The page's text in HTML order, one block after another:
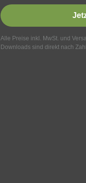
Alle Preise inkl. MwSt. und
Downloads sind direkt nach